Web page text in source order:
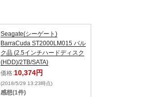
Seagate(シーゲート)
BarraCuda ST2000LM015 バル
ク品 (2.5インチハードディスク
(HDD)/2TB/SATA)
価格:10,374円
(2018/5/29 13:23時点)
感想(1件)